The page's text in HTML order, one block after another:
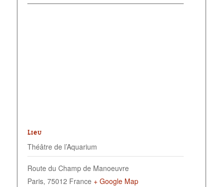
LIEU
Théâtre de l’Aquarium
Route du Champ de Manoeuvre
Paris, 75012 France + Google Map